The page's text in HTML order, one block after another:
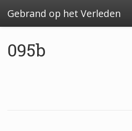
Gebrand op het Verleden
095b